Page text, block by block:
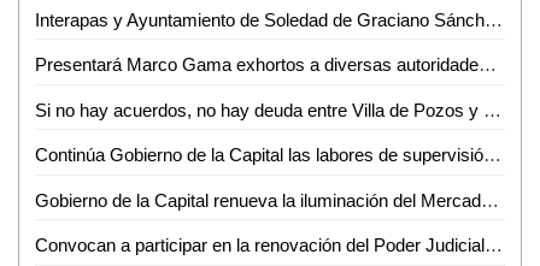
Interapas y Ayuntamiento de Soledad de Graciano Sánchez llevan a cabo reunión de trabajo, para atender temas de abasto de agua
Presentará Marco Gama exhortos a diversas autoridades para atender inquietudes surgidas de reuniones con representantes del motociclismo organizado
Si no hay acuerdos, no hay deuda entre Villa de Pozos y San Luis Potosí: Diputada Dulcelina Sánchez
Continúa Gobierno de la Capital las labores de supervisión y mantenimiento del alumbrado en el Centro Histórico
Gobierno de la Capital renueva la iluminación del Mercado Hidalgo, para garantizar seguridad en espacios del Centro Histórico
Convocan a participar en la renovación del Poder Judicial de San Luis Potosí